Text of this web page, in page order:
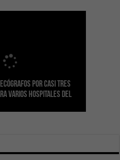
ecógrafos por casi tres
varios hospitales del
puntuación en el
de Canarias por cuarto
ayudas del
por valor de 7,09 M€
con Ashotel su
Climáticos de
pisos a su parque de
régimen de alquiler
diagnóstica de
el impulso de la